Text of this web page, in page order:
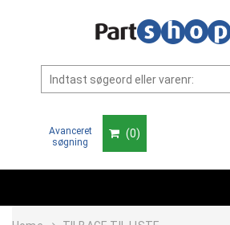
Avanceret
søgning
(0)